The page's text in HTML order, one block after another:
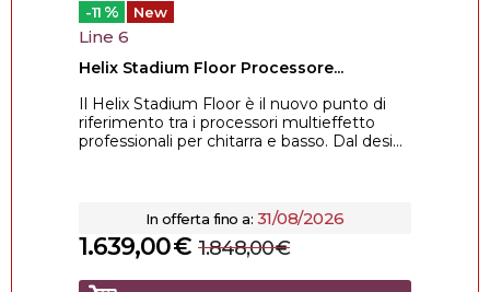
-11 % New
Line 6
Helix Stadium Floor Processore...
Il Helix Stadium Floor è il nuovo punto di
riferimento tra i processori multieffetto
professionali per chitarra e basso. Dal desi...
In offerta fino a: 31/08/2026
€
1.639,00 €
1.848,00